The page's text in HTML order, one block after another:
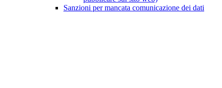
Sanzioni per mancata comunicazione dei dati